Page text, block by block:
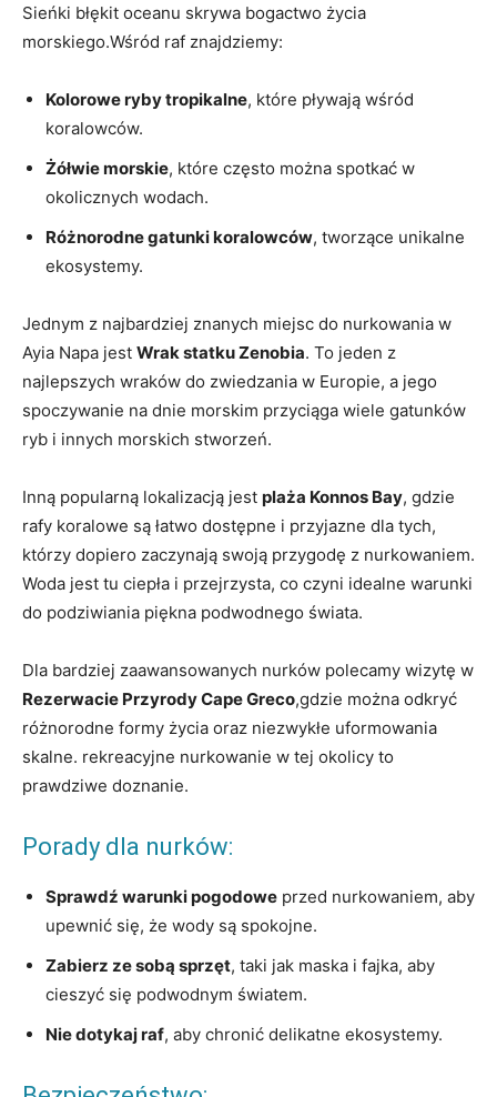
Sieńki⁢ błękit oceanu skrywa bogactwo życia
morskiego.Wśród raf​ znajdziemy:
Kolorowe ryby tropikalne, które pływają ⁤wśród
koralowców.
Żółwie morskie,‌ które często ⁢można ‍spotkać w
okolicznych wodach.
Różnorodne gatunki koralowców, ‍tworzące unikalne‌
ekosystemy.
Jednym‍ z najbardziej znanych miejsc do nurkowania⁣ w
⁢Ayia Napa jest Wrak statku Zenobia. To​ jeden z
najlepszych wraków do ⁢zwiedzania w Europie, a‌ jego
spoczywanie na dnie morskim przyciąga wiele gatunków
ryb ​i innych morskich stworzeń.
Inną popularną lokalizacją jest‌ plaża Konnos Bay, ​gdzie
rafy‌ koralowe są łatwo dostępne i przyjazne ⁢dla tych,
którzy dopiero zaczynają swoją przygodę⁣ z nurkowaniem.
Woda⁤ jest tu ciepła ​i przejrzysta, co⁢ czyni idealne warunki
do podziwiania piękna⁤ podwodnego świata.
Dla bardziej zaawansowanych ⁢nurków polecamy wizytę ⁣w
Rezerwacie ⁢Przyrody Cape Greco,gdzie można odkryć⁤
różnorodne⁤ formy życia oraz ⁣niezwykłe uformowania
skalne. rekreacyjne nurkowanie w tej okolicy to
prawdziwe doznanie.
Porady dla nurków:
Sprawdź​ warunki pogodowe przed nurkowaniem, ⁢aby
⁣upewnić⁤ się, że wody są spokojne.
Zabierz ze sobą sprzęt,‌ taki jak ⁢maska i fajka, ⁣aby
cieszyć się podwodnym światem.
Nie dotykaj raf, aby chronić delikatne‍ ekosystemy.